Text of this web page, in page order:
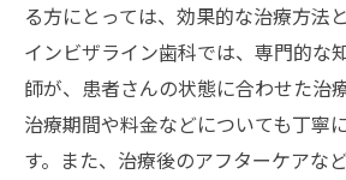
る方にとっては、効果的な治療方法
インビザライン歯科では、専門的な
師が、患者さんの状態に合わせた治
治療期間や料金などについても丁寧
す。また、治療後のアフターケアな